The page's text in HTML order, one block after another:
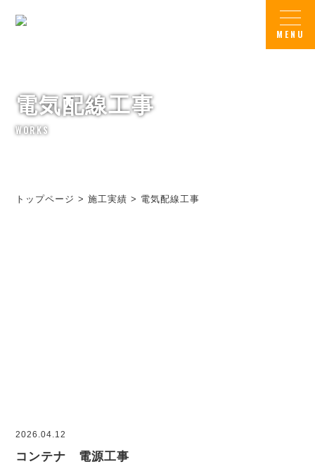
電気配線工事
WORKS
トップページ >施工実績 > 電気配線工事
2026.04.12
コンテナ 電源工事